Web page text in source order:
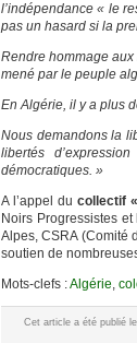
l’indépendance « le
pas un hasard si la
Rendre hommage aux
mené par le peuple
En Algérie, il y a plus
Nous demandons la
libertés
démocratiques. »
A l’appel du collectif
Noirs Progressistes
Alpes, CSRA (Comité
soutien de
Mots-clefs :Algérie,
Cet article a été publié